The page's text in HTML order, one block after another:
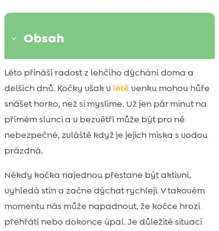
3 Obsah
 Proč je letní horko pro kočky venku rizikové
 ochrana kočky před horkem venku
 Jak poznáme přehřátí a úpal u kočky
 První pomoc při přehřátí kočky venku

Stín a úkryt: jak venku vytvoříme bezpečné
místo
aby kočka pila víc

Chladicí pomůcky a bezpečné ochlazování
bez stresu
Bezpečný pohyb venku: časování, trasy a
Léto přináší radost z lehčího dýchání doma a
delších dnů. Kočky však v létě venku mohou hůře
snášet horko, než si myslíme. Už jen pár minut na
přímém slunci a v bezvětří může být pro ně
nebezpečné, zvláště když je jejich miska s vodou
prázdná.
Někdy kočka najednou přestane být aktivní,
vyhledá stín a začne dýchat rychleji. V takovém
momentu nás může napadnout, že kočce hrozí
přehřátí nebo dokonce úpal. Je důležité situaci